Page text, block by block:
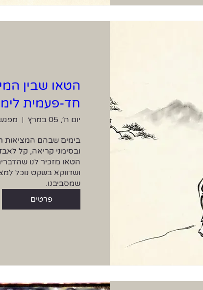
הטאו שבין
חד-פעמית
יום ה׳, 05 במרץ
שמסביבנו.
פרטים